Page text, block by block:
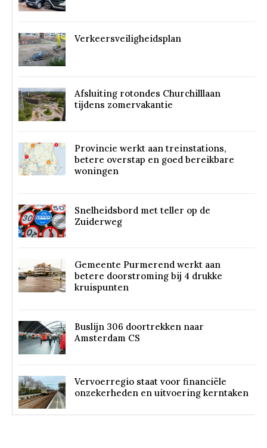
Verkeersveiligheidsplan
Afsluiting rotondes Churchilllaan
tijdens zomervakantie
Provincie werkt aan treinstations,
betere overstap en goed bereikbare
woningen
Snelheidsbord met teller op de
Zuiderweg
Gemeente Purmerend werkt aan
betere doorstroming bij 4 drukke
kruispunten
Buslijn 306 doortrekken naar
Amsterdam CS
Vervoerregio staat voor financiële
onzekerheden en uitvoering kerntaken